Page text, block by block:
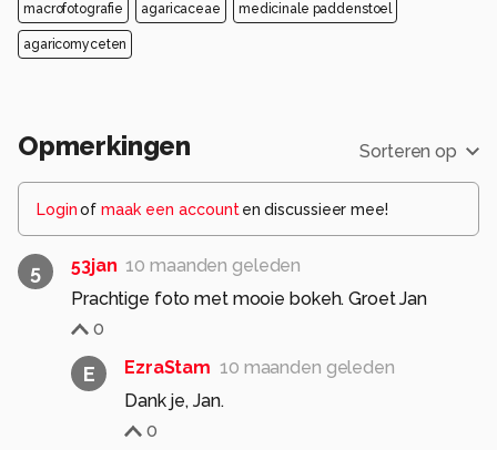
macrofotografie agaricaceae medicinale paddenstoel
agaricomyceten
Opmerkingen Sorteren op
Loginof maak een account en discussieer mee!
5 53jan 10 maanden geleden
Prachtige foto met mooie bokeh. Groet Jan
0
E EzraStam 10 maanden geleden
Dank je, Jan.
0